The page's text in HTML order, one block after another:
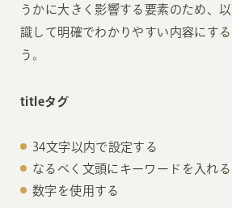
うかに大きく影響する要素のため、
識して明確でわかりやすい内容にす
う。
titleタグ
34文字以内で設定する
なるべく文頭にキーワードを入れる
数字を使用する